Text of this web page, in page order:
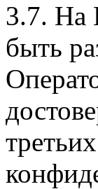
3.7. На
быть